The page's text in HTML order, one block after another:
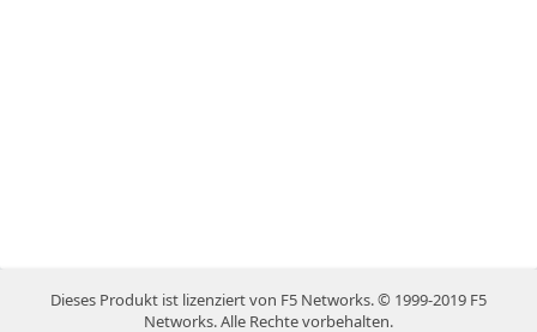
Dieses Produkt ist lizenziert von F5 Networks. © 1999-2019 F5
Networks. Alle Rechte vorbehalten.